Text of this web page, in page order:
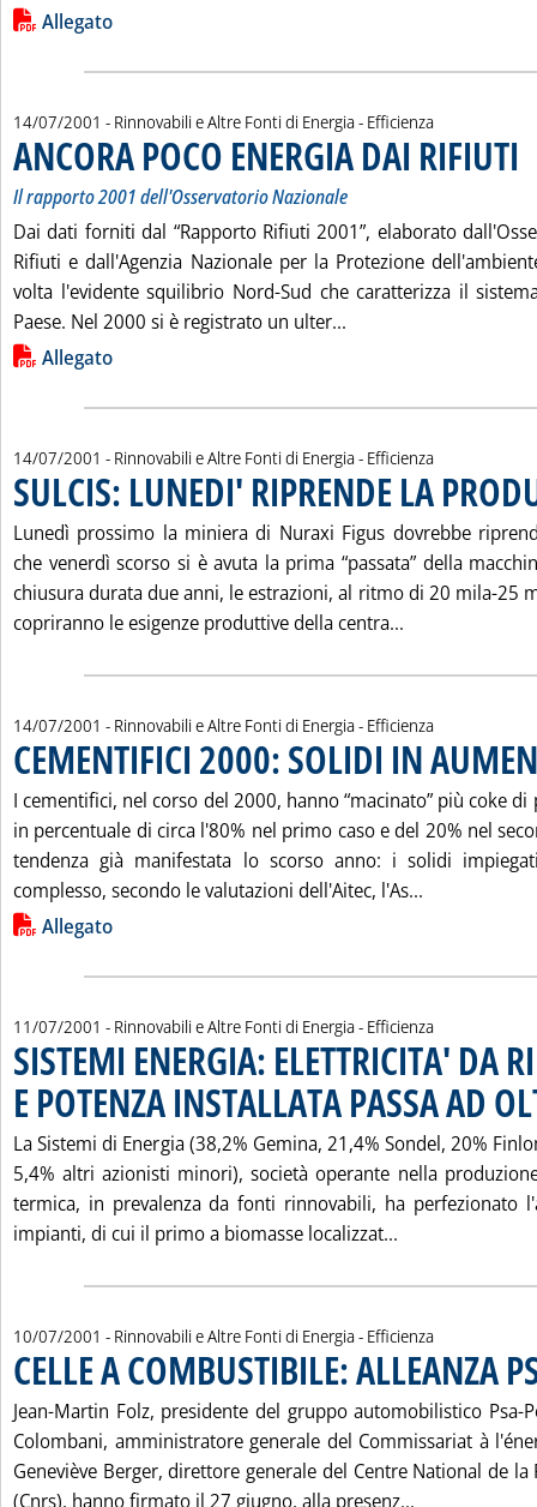
Leggi tutta la notizia: 'CARBONE INFORMAZIONI N. 22'
Lista allegati PDF alla notizia
Allegato
14/07/2001 - Rinnovabili e Altre Fonti di Energia - Efficienza
ANCORA POCO ENERGIA DAI RIFIUTI
Il rapporto 2001 dell'Osservatorio Nazionale
Dai dati forniti dal “Rapporto Rifiuti 2001”, elaborato
Rifiuti e dall'Agenzia Nazionale per la Protezione
volta l'evidente squilibrio Nord-Sud che caratterizza il
Paese. Nel 2000 si è registrato un ulter...
Lista allegati PDF alla notizia
Allegato
14/07/2001 - Rinnovabili e Altre Fonti di Energia - Efficienza
SULCIS: LUNEDI' RIPRENDE LA
Lunedì prossimo la miniera di Nuraxi Figus dovrebbe
che venerdì scorso si è avuta la prima “passata” della
chiusura durata due anni, le estrazioni, al ritmo di 20 mila-25
copriranno le esigenze produttive della centra...
14/07/2001 - Rinnovabili e Altre Fonti di Energia - Efficienza
CEMENTIFICI 2000: SOLIDI IN
I cementifici, nel corso del 2000, hanno “macinato” più coke
in percentuale di circa l'80% nel primo caso e del 20% nel
tendenza già manifestata lo scorso anno: i solidi
complesso, secondo le valutazioni dell'Aitec, l'As...
Lista allegati PDF alla notizia
Allegato
11/07/2001 - Rinnovabili e Altre Fonti di Energia - Efficienza
SISTEMI ENERGIA: ELETTRICITA' DA
E POTENZA INSTALLATA PASSA AD
La Sistemi di Energia (38,2% Gemina, 21,4% Sondel, 20%
5,4% altri azionisti minori), società operante nella
termica, in prevalenza da fonti rinnovabili, ha perfezionato
impianti, di cui il primo a biomasse localizzat...
10/07/2001 - Rinnovabili e Altre Fonti di Energia - Efficienza
CELLE A COMBUSTIBILE: ALLEANZA
Jean-Martin Folz, presidente del gruppo automobilistico Psa-
Colombani, amministratore generale del Commissariat à
Geneviève Berger, direttore generale del Centre National de la
(Cnrs), hanno firmato il 27 giugno, alla presenz...